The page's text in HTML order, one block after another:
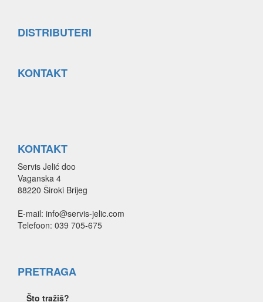
DISTRIBUTERI
KONTAKT
KONTAKT
Servis Jelić doo
Vaganska 4
88220 Široki Brijeg
E-mail: info@servis-jelic.com
Telefoon: 039 705-675
PRETRAGA
Što tražiš?